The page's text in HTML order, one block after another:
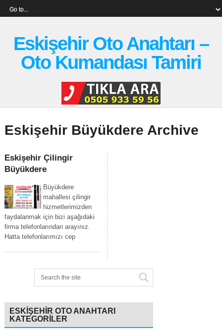
Eskişehir Oto Anahtarı –
Oto Kumandası Tamiri
Eskişehir Büyükdere Archive
Eskişehir Çilingir
Büyükdere
Büyükdere
mahallesi çilingir
hizmetlerimizden
faydalanmak için bizi aşağıdaki
firma telefonlarından arayınız.
Hatta telefonlarımızı cep
ESKIŞEHIR OTO ANAHTARI
KATEGORILER